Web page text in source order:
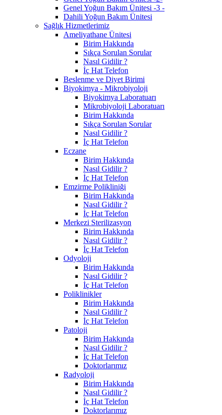
Genel Yoğun Bakım Ünitesi -3 -
Dahili Yoğun Bakım Ünitesi
Sağlık Hizmetlerimiz
Ameliyathane Ünitesi
Birim Hakkında
Sıkça Sorulan Sorular
Nasıl Gidilir ?
İç Hat Telefon
Beslenme ve Diyet Birimi
Biyokimya - Mikrobiyoloji
Biyokimya Laboratuarı
Mikrobiyoloji Laboratuarı
Birim Hakkında
Sıkça Sorulan Sorular
Nasıl Gidilir ?
İç Hat Telefon
Eczane
Birim Hakkında
Nasıl Gidilir ?
İç Hat Telefon
Emzirme Polikliniği
Birim Hakkında
Nasıl Gidilir ?
İç Hat Telefon
Merkezi Sterilizasyon
Birim Hakkında
Nasıl Gidilir ?
İç Hat Telefon
Odyoloji
Birim Hakkında
Nasıl Gidilir ?
İç Hat Telefon
Poliklinikler
Birim Hakkında
Nasıl Gidilir ?
İç Hat Telefon
Patoloji
Birim Hakkında
Nasıl Gidilir ?
İç Hat Telefon
Doktorlarımız
Radyoloji
Birim Hakkında
Nasıl Gidilir ?
İç Hat Telefon
Doktorlarımız